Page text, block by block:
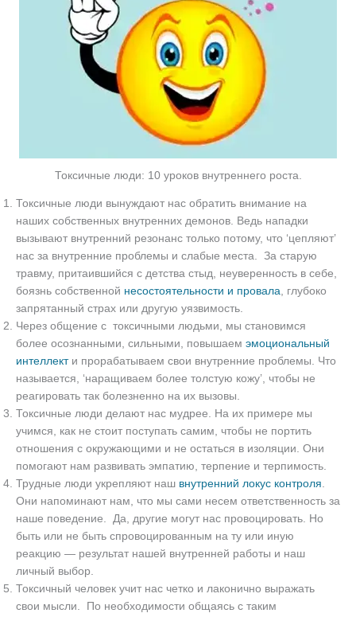
Токсичные люди: 10 уроков внутреннего роста.
Токсичные люди вынуждают нас обратить внимание на
наших собственных внутренних демонов. Ведь нападки
вызывают внутренний резонанс только потому, что ‘цепляют’
нас за внутренние проблемы и слабые места. За старую
травму, притаившийся с детства стыд, неуверенность в себе,
боязнь собственной несостоятельности и провала, глубоко
запрятанный страх или другую уязвимость.
Через общение с токсичными людьми, мы становимся
более осознанными, сильными, повышаем эмоциональный
интеллекти прорабатываем свои внутренние проблемы. Что
называется, ‘наращиваем более толстую кожу’, чтобы не
реагировать так болезненно на их вызовы.
Токсичные люди делают нас мудрее. На их примере мы
учимся, как не стоит поступать самим, чтобы не портить
отношения с окружающими и не остаться в изоляции. Они
помогают нам развивать эмпатию, терпение и терпимость.
Трудные люди укрепляют наш внутренний локус контроля.
Они напоминают нам, что мы сами несем ответственность за
наше поведение. Да, другие могут нас провоцировать. Но
быть или не быть спровоцированным на ту или иную
реакцию — результат нашей внутренней работы и наш
личный выбор.
Токсичный человек учит нас четко и лаконично выражать
свои мысли. По необходимости общаясь с таким